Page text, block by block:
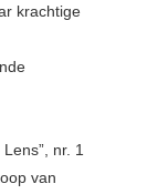
krachtige
nr. 1
van